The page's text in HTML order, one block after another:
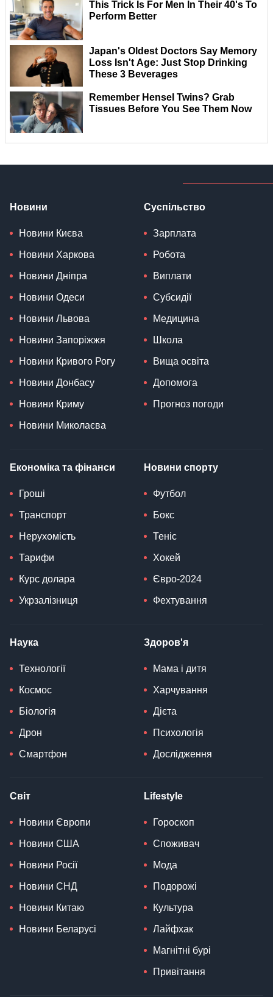
Новини
Новини Києва
Новини Харкова
Новини Дніпра
Новини Одеси
Новини Львова
Новини Запоріжжя
Новини Кривого Рогу
Новини Донбасу
Новини Криму
Новини Миколаєва
Суспільство
Зарплата
Робота
Виплати
Субсидії
Медицина
Школа
Вища освіта
Допомога
Прогноз погоди
Економіка та фінанси
Гроші
Транспорт
Нерухомість
Тарифи
Курс долара
Укрзалізниця
Новини спорту
Футбол
Бокс
Теніс
Хокей
Євро-2024
Фехтування
Наука
Технології
Космос
Біологія
Дрон
Смартфон
Здоров'я
Мама і дитя
Харчування
Дієта
Психологія
Дослідження
Світ
Новини Європи
Новини США
Новини Росії
Новини СНД
Новини Китаю
Новини Беларусі
Lifestyle
Гороскоп
Споживач
Мода
Подорожі
Культура
Лайфхак
Магнітні бурі
Привітання